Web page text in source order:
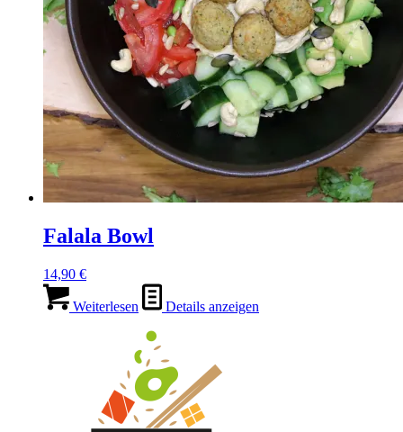
Falala Bowl
14,90 €
Weiterlesen Details anzeigen